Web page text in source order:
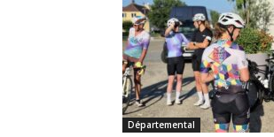
Départemental